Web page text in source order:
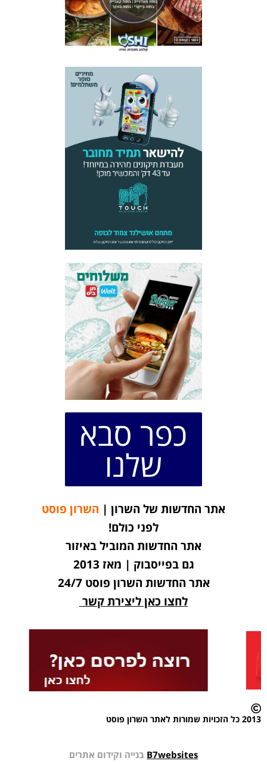
כפר סבא
שלנו
אתר החדשות של השרון | השרון פוסט
לפני כולם!
אתר החדשות המוביל באיזור
גם בפייסבוק | מאז 2013
אתר החדשות השרון פוסט 24/7
לחצו כאן ליצירת קשר
2013 כל הזכויות שמורות לאתר השרון פוסט
B7websites